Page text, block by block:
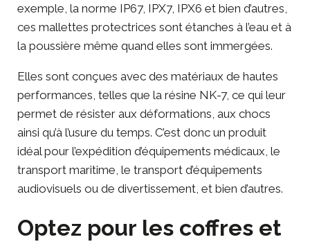
exemple, la norme IP67, IPX7, IPX6 et bien d’autres,
ces mallettes protectrices sont étanches à l’eau et à
la poussière même quand elles sont immergées.
Elles sont conçues avec des matériaux de hautes
performances, telles que la résine NK-7, ce qui leur
permet de résister aux déformations, aux chocs
ainsi qu’à l’usure du temps. C’est donc un produit
idéal pour l’expédition d’équipements médicaux, le
transport maritime, le transport d’équipements
audiovisuels ou de divertissement, et bien d’autres.
Optez pour les coffres et